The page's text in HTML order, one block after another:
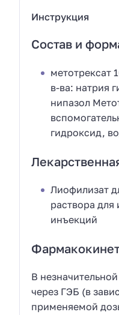
Инструкция
Состав и
метотрексат
в-ва: натрия
нипазол
гидроксид,
Лиофилизат
раствора для
инъекций
В
через ГЭБ (в
применяемой